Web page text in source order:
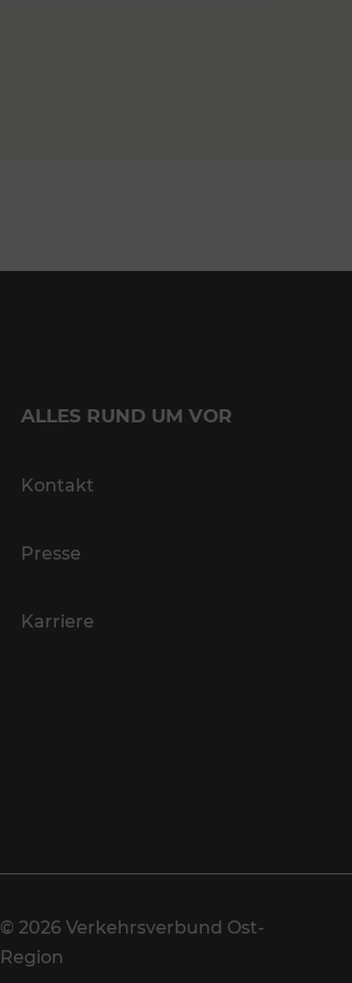
ALLES RUND UM VOR
Kontakt
Presse
Karriere
© 2026 Verkehrsverbund Ost-
Region